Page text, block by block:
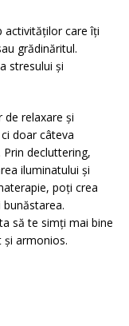
activităților care îți
grădinăritul.
stresului și
relaxare și
doar câteva
decluttering,
iluminatului și
poți crea
să te simți mai bine
și armonios.